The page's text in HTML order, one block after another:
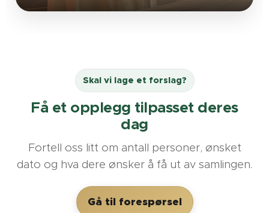
Skal vi lage et forslag?
Få et opplegg tilpasset deres
dag
Fortell oss litt om antall personer, ønsket
dato og hva dere ønsker å få ut av samlingen.
Gå til forespørsel